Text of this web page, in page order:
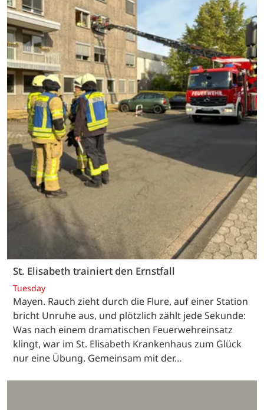
St. Elisabeth trainiert den Ernstfall
Tuesday
Mayen. Rauch zieht durch die Flure, auf einer Station
bricht Unruhe aus, und plötzlich zählt jede Sekunde:
Was nach einem dramatischen Feuerwehreinsatz
klingt, war im St. Elisabeth Krankenhaus zum Glück
nur eine Übung. Gemeinsam mit der…